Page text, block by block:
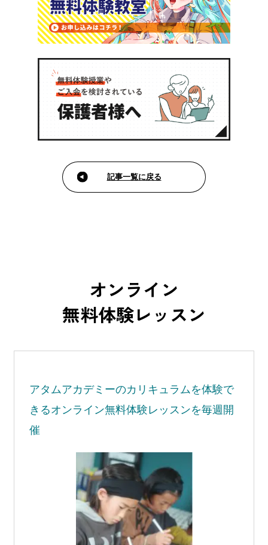
記事一覧に戻る
オンライン
無料体験レッスン
アタムアカデミーのカリキュラムを体験で
きるオンライン無料体験レッスンを毎週開
催